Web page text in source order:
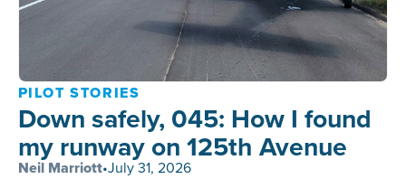
PILOT STORIES
Down safely, 045: How I found
my runway on 125th Avenue
Neil Marriott•July 31, 2026